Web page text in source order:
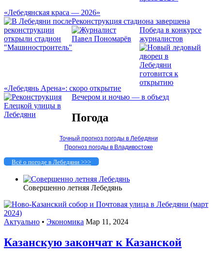
«Лебедянская краса — 2026»
Реконструкция стадиона завершена
Победа в конкурсе
журналистов
«Лебедянь Арена»: скоро открытие
Вечером и ночью — в объезд
Погода
Точный прогноз погоды в Лебедяни
Прогноз погоды в Владивостоке
Всё о погоде в Лебедяни >>>
Совершенно летняя Лебедянь
Актуально • Экономика Мар 11, 2024
Казанскую закончат к Казанской